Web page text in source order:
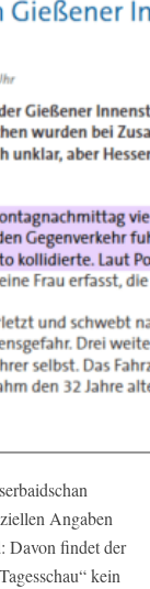
Angaben
Davon findet der
kein